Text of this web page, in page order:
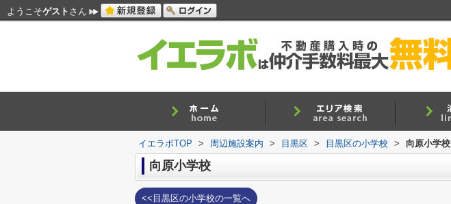
ようこそゲスト さん
イエラボTOP > 周辺施設案内 > 目黒区 > 目黒区の小学校 > 向原小学校
向原小学校
<<目黒区の小学校の一覧へ